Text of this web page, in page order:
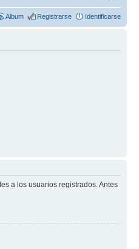
Album Registrarse Identificarse
a los usuarios registrados. Antes